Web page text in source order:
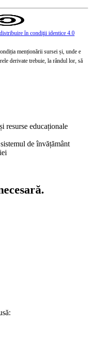
în condiţii identice 4.0
menționării sursei și, unde e
derivate trebuie, la rândul lor, să
resurse educaționale
de învățământ